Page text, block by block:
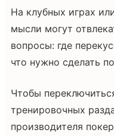
На клубных играх
мысли могут
вопросы: где
что нужно сделать
Чтобы
тренировочных
производителя